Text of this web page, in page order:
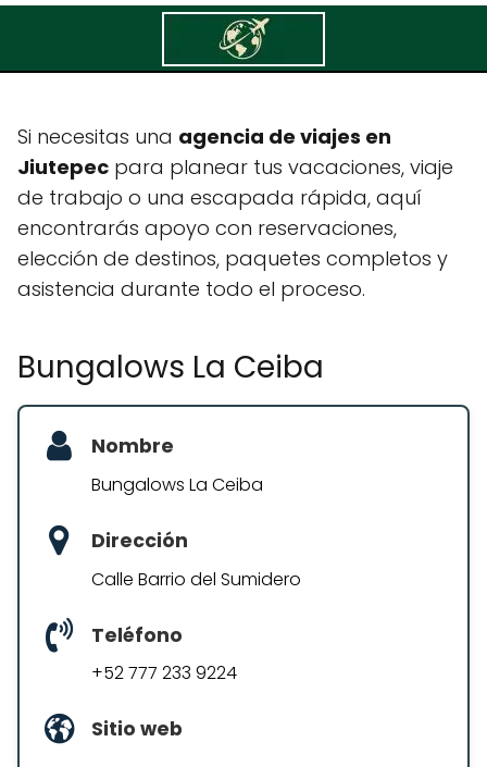
Bungalows La Ceiba
Si necesitas una agencia de viajes en
Jiutepec para planear tus vacaciones, viaje
de trabajo o una escapada rápida, aquí
encontrarás apoyo con reservaciones,
elección de destinos, paquetes completos y
asistencia durante todo el proceso.
Bungalows La Ceiba
Nombre
Bungalows La Ceiba
Dirección
Calle Barrio del Sumidero
Teléfono
+52 777 233 9224
Sitio web